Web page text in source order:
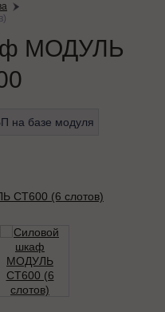
МОДУЛЬ
на базе модуля